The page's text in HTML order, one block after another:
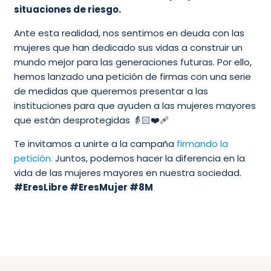
situaciones de riesgo.
Ante esta realidad, nos sentimos en deuda con las
mujeres que han dedicado sus vidas a construir un
mundo mejor para las generaciones futuras. Por ello,
hemos lanzado una petición de firmas con una serie
de medidas que queremos presentar a las
instituciones para que ayuden a las mujeres mayores
que están desprotegidas 👵🏻❤️‍🩹
Te invitamos a unirte a la campaña firmando la
petición. Juntos, podemos hacer la diferencia en la
vida de las mujeres mayores en nuestra sociedad.
#EresLibre #EresMujer #8M